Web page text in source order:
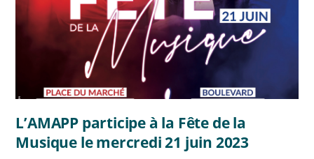
L’AMAPP participe à la Fête de la
Musique le mercredi 21 juin 2023